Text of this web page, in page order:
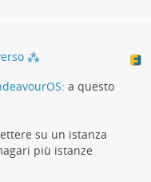
⁂
a questo
su un istanza
più istanze